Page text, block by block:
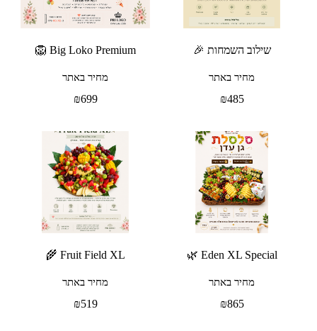
שילוב השמחות 🎉
מחיר באתר
₪485
Big Loko Premium 🦁
מחיר באתר
₪699
Eden XL Special 🌿
מחיר באתר
₪865
Fruit Field XL 🌾
מחיר באתר
₪519